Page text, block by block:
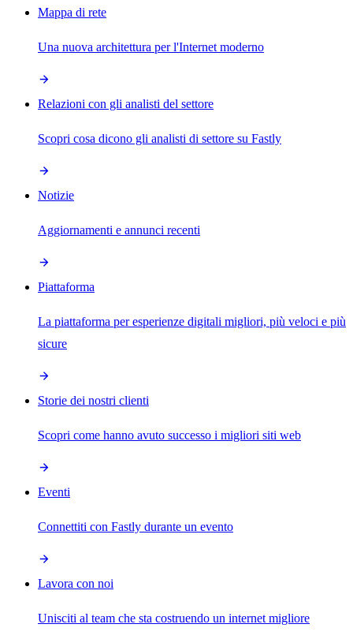
Mappa di rete
Una nuova architettura per l'Internet moderno
Relazioni con gli analisti del settore
Scopri cosa dicono gli analisti di settore su Fastly
Notizie
Aggiornamenti e annunci recenti
Piattaforma
La piattaforma per esperienze digitali migliori, più veloci e più
sicure
Storie dei nostri clienti
Scopri come hanno avuto successo i migliori siti web
Eventi
Connettiti con Fastly durante un evento
Lavora con noi
Unisciti al team che sta costruendo un internet migliore